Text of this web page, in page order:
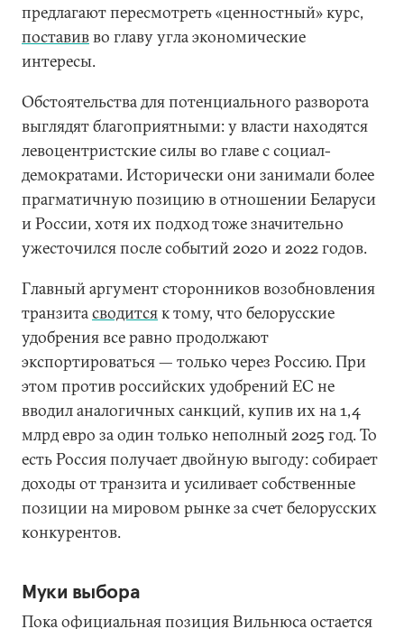
предлагают пересмотреть «ценностный» курс,
поставивво главу угла экономические
интересы.
Обстоятельства для потенциального разворота
выглядят благоприятными: у власти находятся
левоцентристские силы во главе с социал-
демократами. Исторически они занимали более
прагматичную позицию в отношении Беларуси
и России, хотя их подход тоже значительно
ужесточился после событий 2020 и 2022 годов.
Главный аргумент сторонников возобновления
транзитасводитсяк тому, что белорусские
удобрения все равно продолжают
экспортироваться — только через Россию. При
этом против российских удобрений ЕС не
вводил аналогичных санкций, купив их на 1,4
млрд евро за один только неполный 2025 год. То
есть Россия получает двойную выгоду: собирает
доходы от транзита и усиливает собственные
позиции на мировом рынке за счет белорусских
конкурентов.
Муки выбора
Пока официальная позиция Вильнюса остается